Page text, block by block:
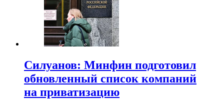
Силуанов: Минфин подготовил
обновленный список компаний
на приватизацию